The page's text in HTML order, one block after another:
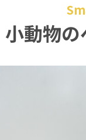
小動物